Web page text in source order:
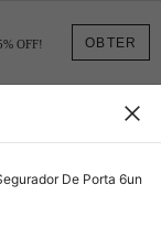
OBTER
OFF!
De Porta 6un